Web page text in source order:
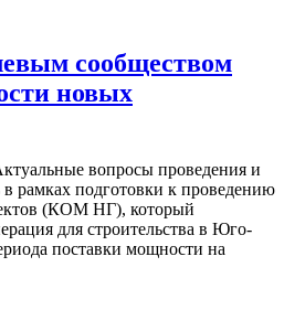
сообществом
новых
вопросы проведения и
рамках подготовки к проведению
(КОМ НГ), который
для строительства в Юго-
поставки мощности на